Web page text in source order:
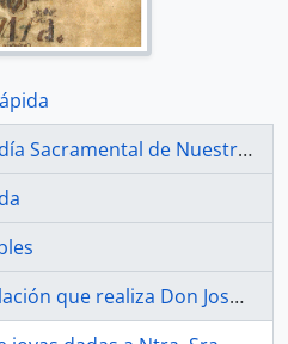
de Nuestra Señora de los Dolores
fieles devotos a la Virgen de los Dolores, e Inventario de alhajas de Nra. Sra. de los Dolores realizado por Cristóbal de Andrés y Manuel García Guerbós.